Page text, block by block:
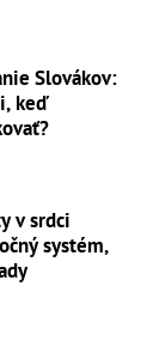
Slovákov:
keď
v srdci
systém,